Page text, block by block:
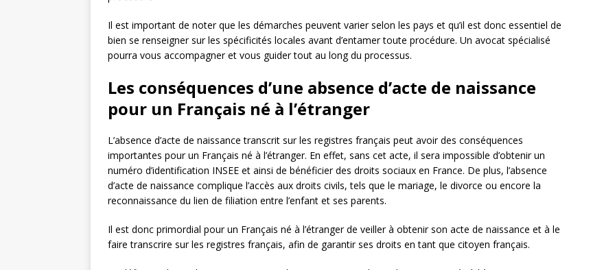
Il est important de noter que les démarches peuvent varier selon les pays et qu’il est donc essentiel de
bien se renseigner sur les spécificités locales avant d’entamer toute procédure. Un avocat spécialisé
pourra vous accompagner et vous guider tout au long du processus.
Les conséquences d’une absence d’acte de naissance
pour un Français né à l’étranger
L’absence d’acte de naissance transcrit sur les registres français peut avoir des conséquences
importantes pour un Français né à l’étranger. En effet, sans cet acte, il sera impossible d’obtenir un
numéro d’identification INSEE et ainsi de bénéficier des droits sociaux en France. De plus, l’absence
d’acte de naissance complique l’accès aux droits civils, tels que le mariage, le divorce ou encore la
reconnaissance du lien de filiation entre l’enfant et ses parents.
Il est donc primordial pour un Français né à l’étranger de veiller à obtenir son acte de naissance et à le
faire transcrire sur les registres français, afin de garantir ses droits en tant que citoyen français.